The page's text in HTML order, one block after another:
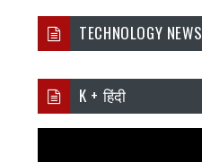
TECHNOLOGY NEWS
K + हिंदी